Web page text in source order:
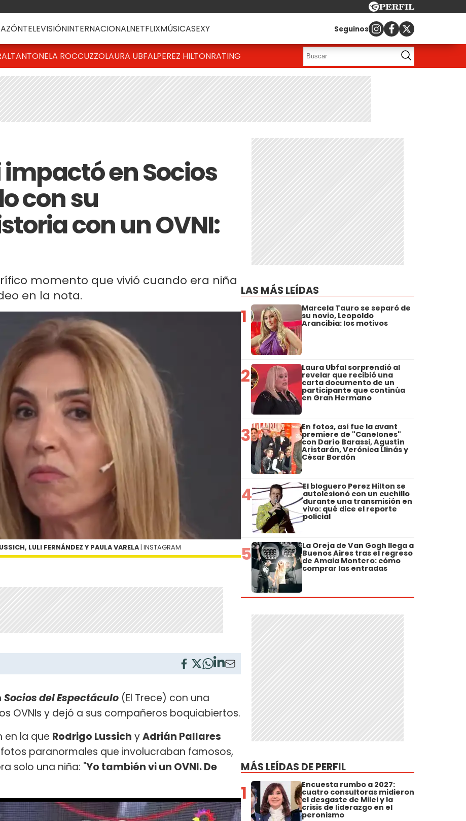
TELEVISIÓNINTERNACIONALNETFLIXMÚSICASEXY Seguinos
ANTONELA ROCCUZZOLAURA UBFALPEREZ HILTONRATING
en Socios
con su
con un OVNI:
momento que vivió cuando era niña
en la nota.
LULI FERNÁNDEZ Y PAULA VARELA | INSTAGRAM
Socios del Espectáculo (El Trece) con una
OVNIs y dejó a sus compañeros boquiabiertos.
en la que Rodrigo Lussich yAdrián Pallares
paranormales que involucraban famosos,
solo una niña: "Yo también vi un OVNI. De
LAS MÁS LEÍDAS
1 Marcela Tauro se separó de
su novio, Leopoldo
Arancibia: los motivos
2 Laura Ubfal sorprendió al
revelar que recibió una
carta documento de un
participante que continúa
en Gran Hermano
3 En fotos, así fue la avant
premiere de "Canelones"
con Darío Barassi, Agustín
Aristarán, Verónica Llinás y
César Bordón
4 El bloguero Perez Hilton se
autolesionó con un cuchillo
durante una transmisión en
vivo: qué dice el reporte
policial
5 La Oreja de Van Gogh llega a
Buenos Aires tras el regreso
de Amaia Montero: cómo
comprar las entradas
MÁS LEÍDAS DE PERFIL
1 Encuesta rumbo a 2027:
cuatro consultoras midieron
el desgaste de Milei y la
crisis de liderazgo en el
peronismo